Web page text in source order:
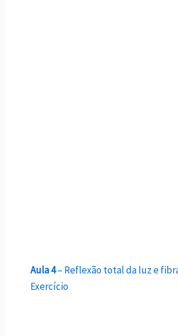
Aula 4– Reflexão total da luz e
Exercício